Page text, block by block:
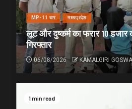
MP-11 धार मध्यप्रदेश
लूट और दुष्कर्म का फरार 10 हजार
गिरफ्तार
06/08/2026 KAMALGIRI
1 min read